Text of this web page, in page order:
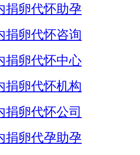
捐卵代怀助孕
捐卵代怀咨询
捐卵代怀中心
捐卵代怀机构
捐卵代怀公司
捐卵代孕助孕